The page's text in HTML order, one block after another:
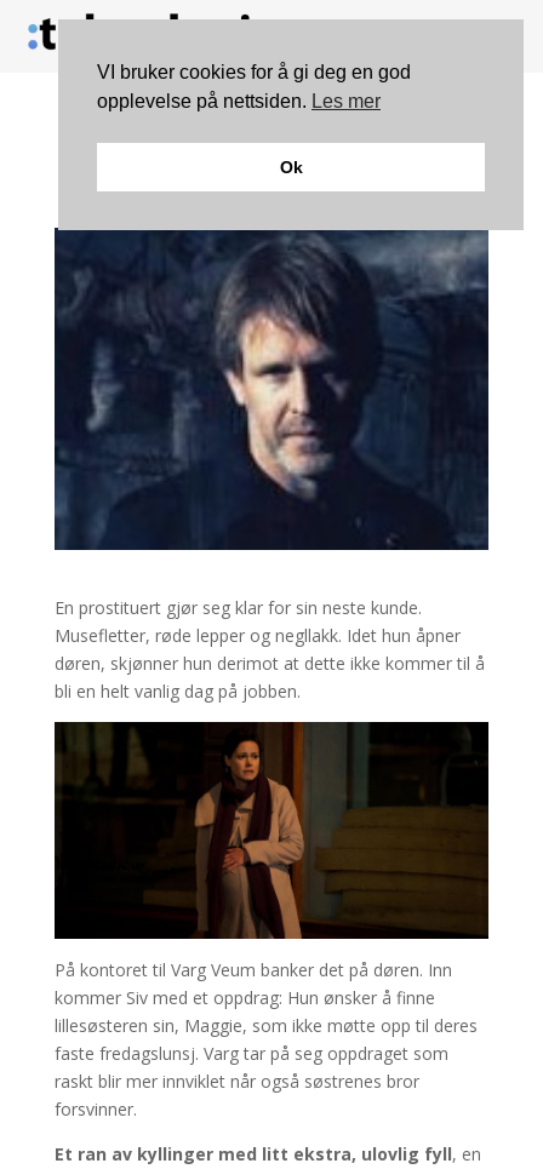
FILM: Varg Veum – Kalde
hjerter
En prostituert gjør seg klar for sin neste kunde.
Musefletter, røde lepper og negllakk. Idet hun åpner
døren, skjønner hun derimot at dette ikke kommer til å
bli en helt vanlig dag på jobben.
På kontoret til Varg Veum banker det på døren. Inn
kommer Siv med et oppdrag: Hun ønsker å finne
lillesøsteren sin, Maggie, som ikke møtte opp til deres
faste fredagslunsj. Varg tar på seg oppdraget som
raskt blir mer innviklet når også søstrenes bror
forsvinner.
Et ran av kyllinger med litt ekstra, ulovlig fyll, en
VI bruker cookies for å gi deg en god
opplevelse på nettsiden. Les mer
Ok